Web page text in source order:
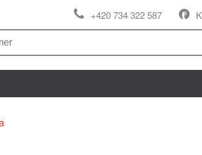
+420 734 322 587